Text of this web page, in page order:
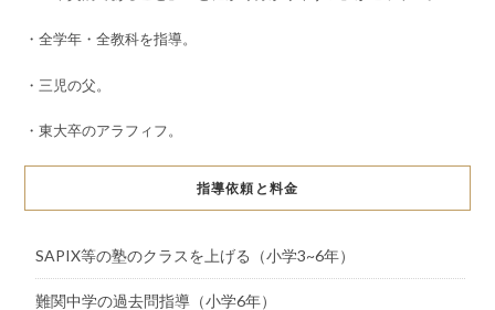
・全学年・全教科を指導。
・三児の父。
・東大卒のアラフィフ。
指導依頼と料金
SAPIX等の塾のクラスを上げる（小学3~6年）
難関中学の過去問指導（小学6年）